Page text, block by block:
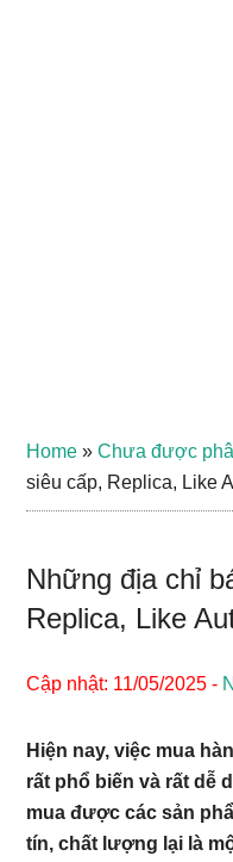
Home »Chưa được
siêu cấp, Replica, Like
Những địa chỉ
Replica, Like
Cập nhật: 11/05/2025 -
Hiện nay, việc mua
rất phổ biến và rất dễ
mua được các sản
tín, chất lượng lại là